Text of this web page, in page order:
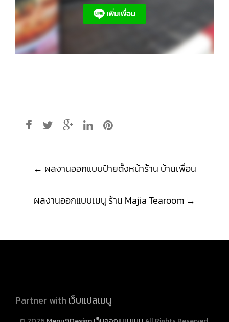
Post
← ผลงานออกแบบป้ายตั้งหน้าร้าน บ้านเพื่อน
ผลงานออกแบบเมนู ร้าน Majia Tearoom →
Partner with เว็บแปลเมนู